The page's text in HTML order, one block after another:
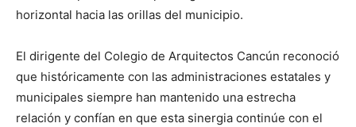
horizontal hacia las orillas del municipio.
El dirigente del Colegio de Arquitectos Cancún reconoció
que históricamente con las administraciones estatales y
municipales siempre han mantenido una estrecha
relación y confían en que esta sinergia continúe con el